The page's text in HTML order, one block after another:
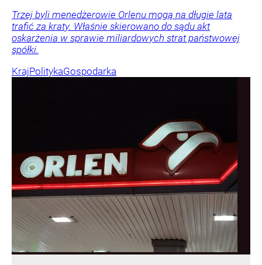
Trzej byli menedżerowie Orlenu mogą na długie lata
trafić za kraty. Właśnie skierowano do sądu akt
oskarżenia w sprawie miliardowych strat państwowej
spółki.
KrajPolitykaGospodarka